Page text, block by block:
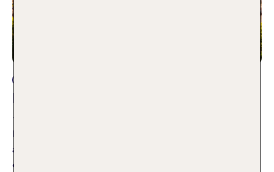
11.05.2026
Kaum eine andere europäische Hauptstadt hat so viele
antike Sehenswürdigkeiten zu bieten wie Rom. Um dir für
deinen nächsten City Trip einen Überblick zu geben, hat TUI